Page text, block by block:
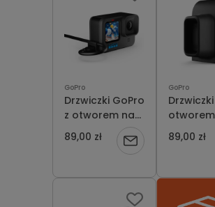
GoPro
Drzwiczki GoPro
z otworem na
port USB Pass-
Through
89,00 zł
Powiadom
dostępności
GoPro
Drzwiczki
USB
Black Mini)
89,00 zł